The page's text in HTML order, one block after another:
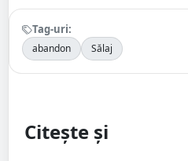
Tag-uri:
abandon Sălaj
Citește și